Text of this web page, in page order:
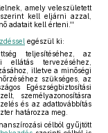
amely veleszületett
kell eljárni azzal,
adatait kell érteni.''
egészül ki:
teljesítéséhez, az
ellátás tervezéséhez,
illetve a minőségi
szükséges, az
Egészségbiztosítási
személyazonosításra
és az adattovábbítás
határozza meg.
célból gyűjtött